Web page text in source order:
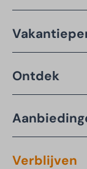
Ontdek
Verblijven